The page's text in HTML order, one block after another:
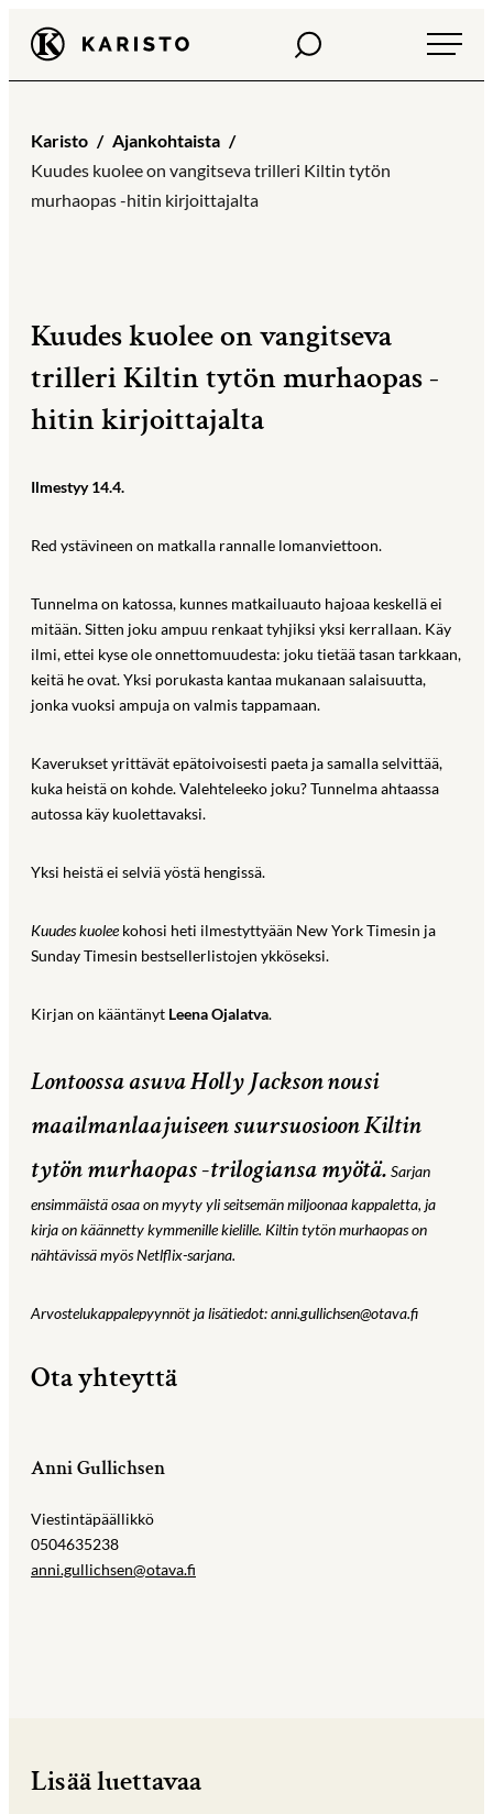
Siirry
suoraan
sisältöön
Karisto Haku
Karisto
Ajankohtaista
Kuudes kuolee on vangitseva trilleri Kiltin tytön
murhaopas -hitin kirjoittajalta
Kuudes kuolee on vangitseva
trilleri Kiltin tytön murhaopas -
hitin kirjoittajalta
Ilmestyy 14.4.
Red ystävineen on matkalla rannalle lomanviettoon.
Tunnelma on katossa, kunnes matkailuauto hajoaa keskellä ei
mitään. Sitten joku ampuu renkaat tyhjiksi yksi kerrallaan. Käy
ilmi, ettei kyse ole onnettomuudesta: joku tietää tasan tarkkaan,
keitä he ovat. Yksi porukasta kantaa mukanaan salaisuutta,
jonka vuoksi ampuja on valmis tappamaan.
Kaverukset yrittävät epätoivoisesti paeta ja samalla selvittää,
kuka heistä on kohde. Valehteleeko joku? Tunnelma ahtaassa
autossa käy kuolettavaksi.
Yksi heistä ei selviä yöstä hengissä.
Kuudes kuoleekohosi heti ilmestyttyään New York Timesin ja
Sunday Timesin bestsellerlistojen ykköseksi.
Kirjan on kääntänyt Leena Ojalatva.
Lontoossa asuva Holly Jacksonnousi
maailmanlaajuiseen suursuosioon Kiltin
tytön murhaopas -trilogiansa myötä. Sarjan
ensimmäistä osaa on myyty yli seitsemän miljoonaa kappaletta, ja
kirja on käännetty kymmenille kielille. Kiltin tytön murhaopas on
nähtävissä myös Netlflix-sarjana.
Arvostelukappalepyynnöt ja lisätiedot: anni.gullichsen@otava.fi
Ota yhteyttä
Anni Gullichsen
Viestintäpäällikkö
0504635238
anni.gullichsen@otava.fi
Lisää luettavaa